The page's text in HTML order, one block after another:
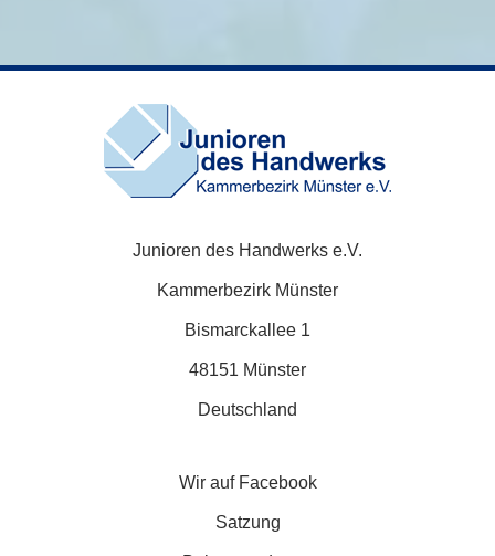
Junioren des Handwerks e.V.
Kammerbezirk Münster
Bismarckallee 1
48151 Münster
Deutschland
Wir auf Facebook
Satzung